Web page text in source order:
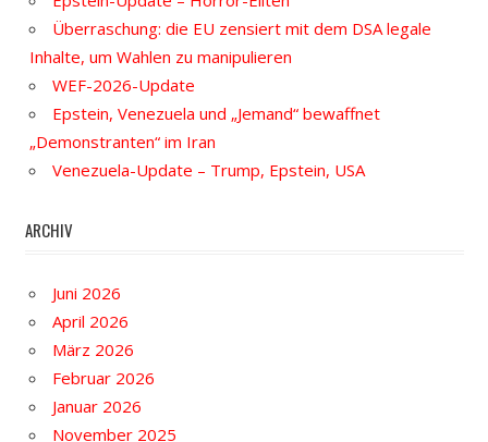
Überraschung: die EU zensiert mit dem DSA legale
Inhalte, um Wahlen zu manipulieren
WEF-2026-Update
Epstein, Venezuela und „Jemand“ bewaffnet
„Demonstranten“ im Iran
Venezuela-Update – Trump, Epstein, USA
ARCHIV
Juni 2026
April 2026
März 2026
Februar 2026
Januar 2026
November 2025